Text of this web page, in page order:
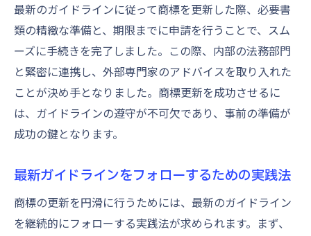
最新のガイドラインに従って商標を更新した際、必要書
類の精緻な準備と、期限までに申請を行うことで、スム
ーズに手続きを完了しました。この際、内部の法務部門
と緊密に連携し、外部専門家のアドバイスを取り入れた
ことが決め手となりました。商標更新を成功させるに
は、ガイドラインの遵守が不可欠であり、事前の準備が
成功の鍵となります。
最新ガイドラインをフォローするための実践法
商標の更新を円滑に行うためには、最新のガイドライン
を継続的にフォローする実践法が求められます。まず、